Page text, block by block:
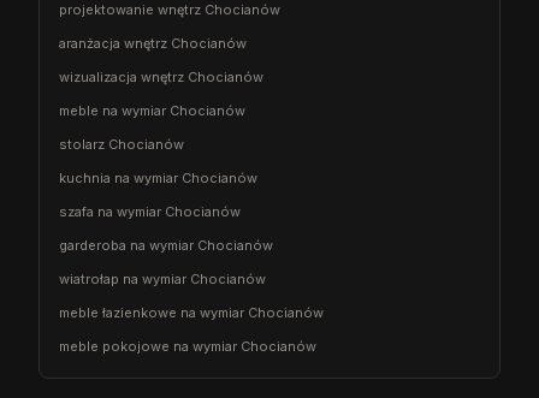
projektowanie wnętrz Chocianów
aranżacja wnętrz Chocianów
wizualizacja wnętrz Chocianów
meble na wymiar Chocianów
stolarz Chocianów
kuchnia na wymiar Chocianów
szafa na wymiar Chocianów
garderoba na wymiar Chocianów
wiatrołap na wymiar Chocianów
meble łazienkowe na wymiar Chocianów
meble pokojowe na wymiar Chocianów